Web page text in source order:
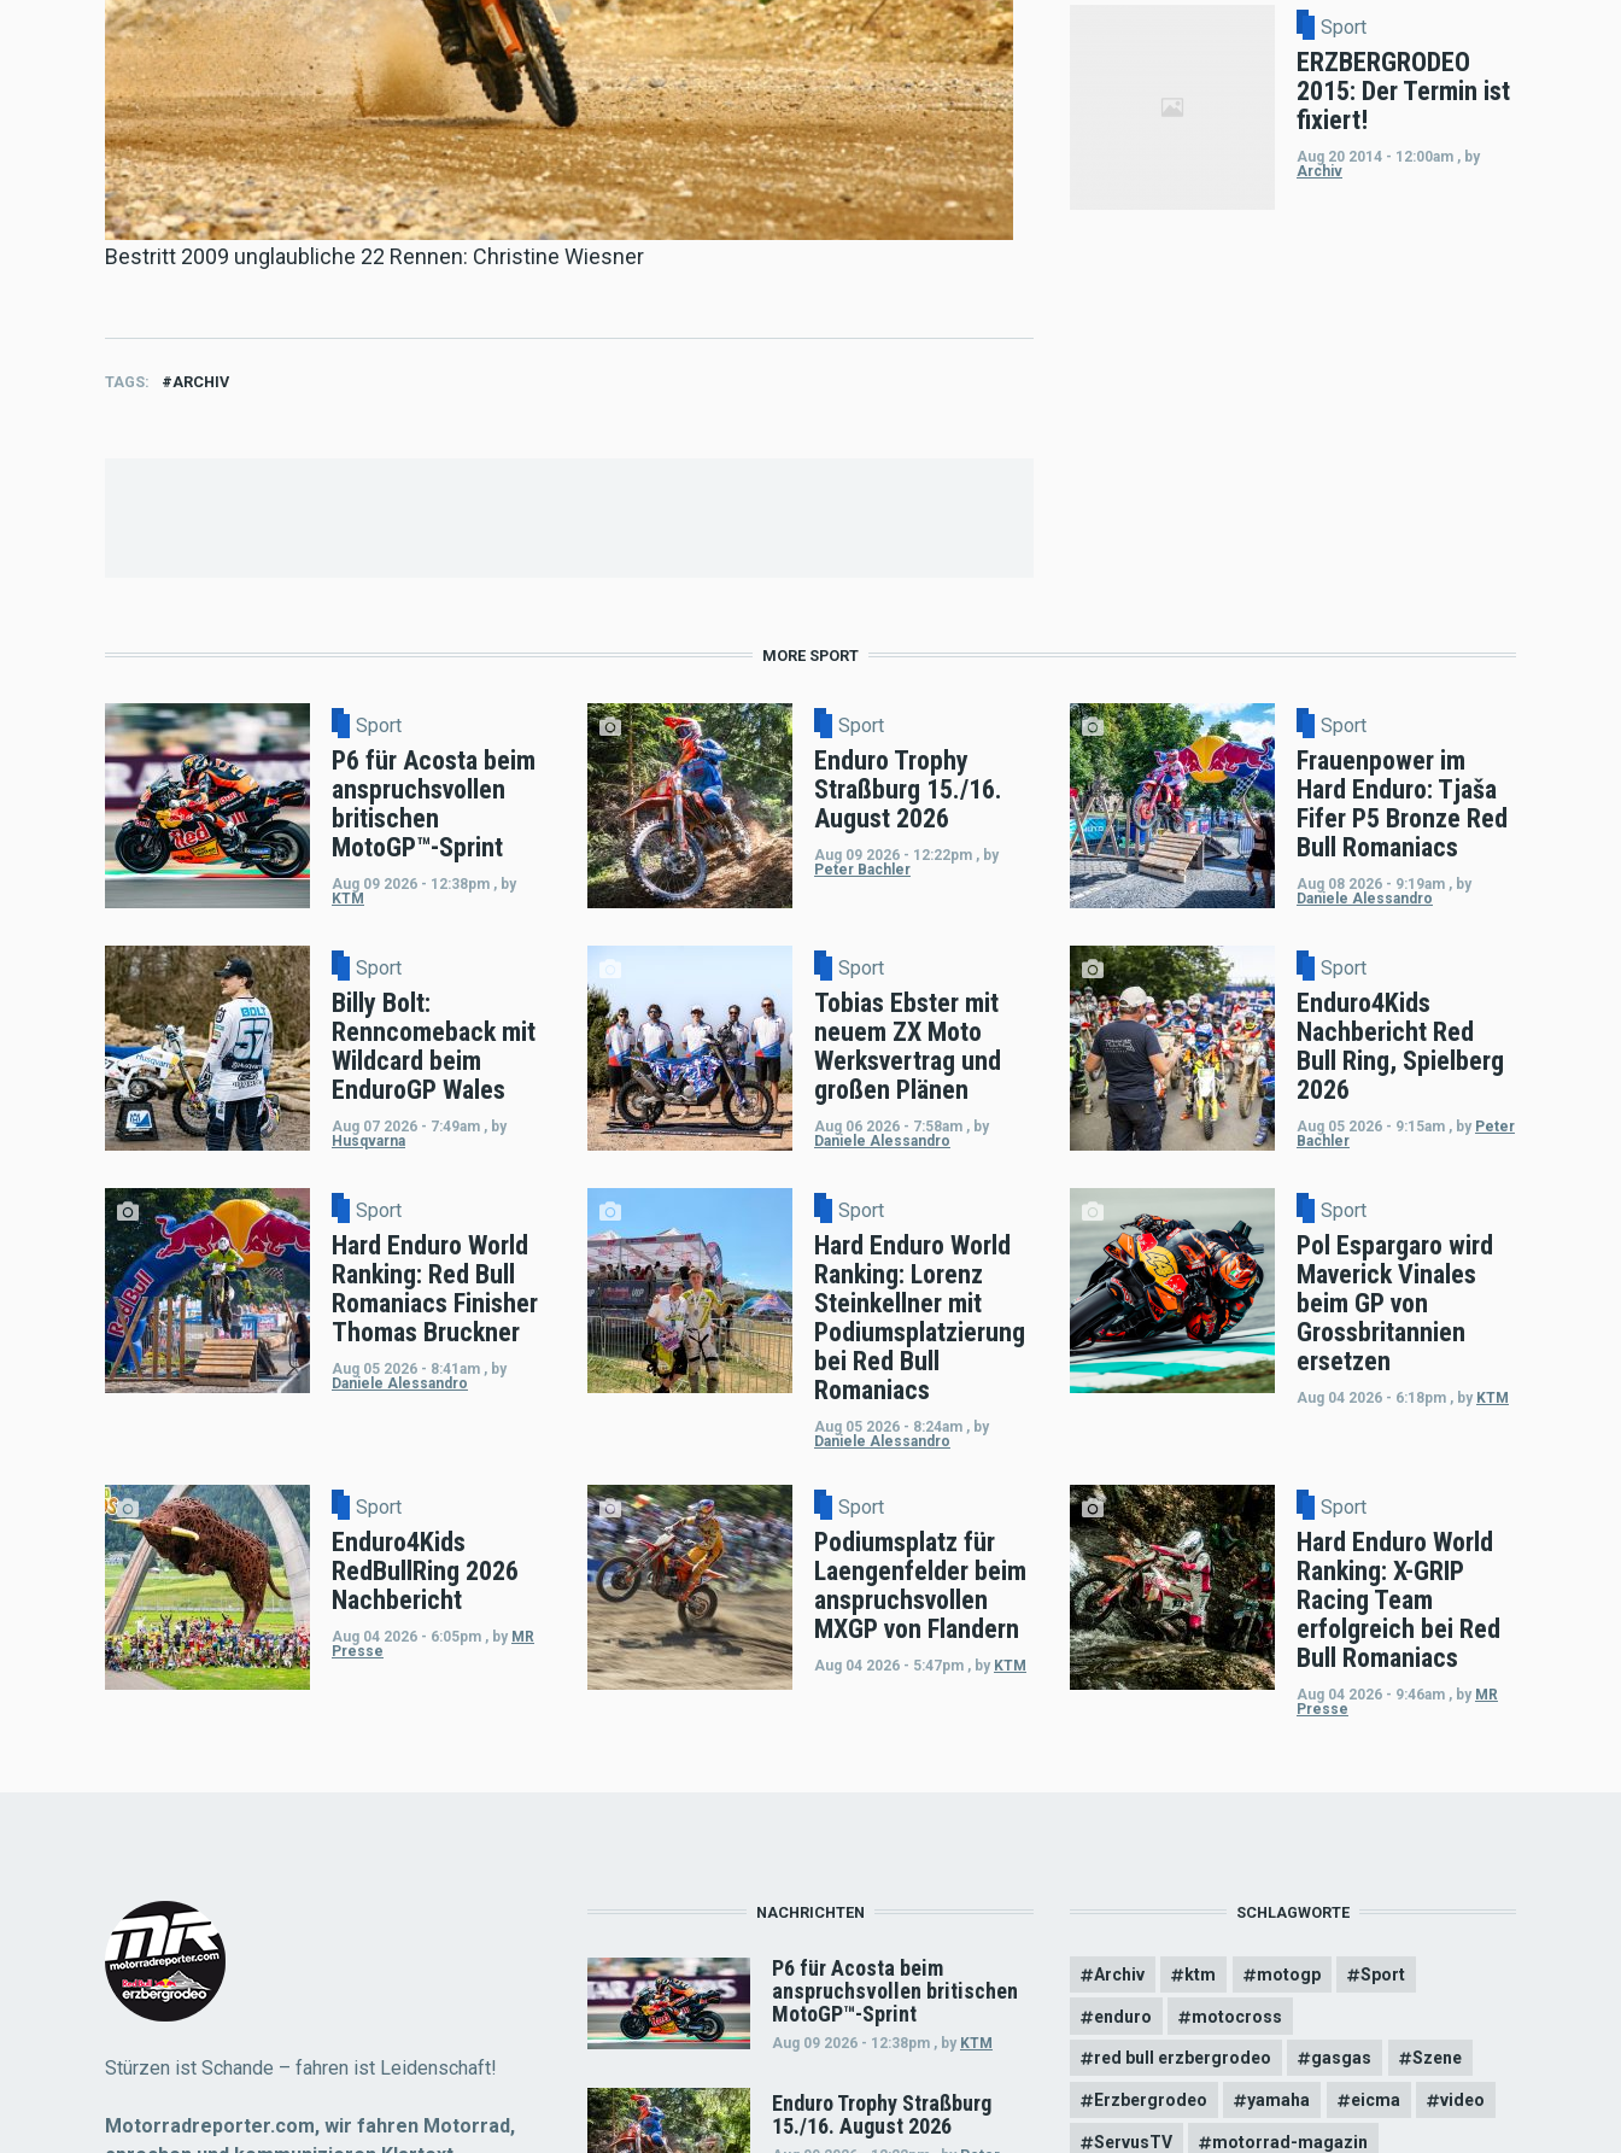
Bestritt 2009 unglaubliche 22 Rennen: Christine Wiesner
TAGS ARCHIV
Sport
ERZBERGRODEO
2015: Der Termin ist
fixiert!
Aug 20 2014 - 12:00am , by
Archiv
MORE SPORT
Sport
P6 für Acosta beim
anspruchsvollen
britischen
MotoGP™-Sprint
Aug 09 2026 - 12:38pm , by
KTM
Sport
Enduro Trophy
Straßburg 15./16.
August 2026
Aug 09 2026 - 12:22pm , by
Peter Bachler
Sport
Frauenpower im
Hard Enduro: Tjaša
Fifer P5 Bronze Red
Bull Romaniacs
Aug 08 2026 - 9:19am , by
Daniele Alessandro
Sport
Billy Bolt:
Renncomeback mit
Wildcard beim
EnduroGP Wales
Aug 07 2026 - 7:49am , by
Husqvarna
Sport
Tobias Ebster mit
neuem ZX Moto
Werksvertrag und
großen Plänen
Aug 06 2026 - 7:58am , by
Daniele Alessandro
Sport
Enduro4Kids
Nachbericht Red
Bull Ring, Spielberg
2026
Aug 05 2026 - 9:15am , by Peter
Bachler
Sport
Hard Enduro World
Ranking: Red Bull
Romaniacs Finisher
Thomas Bruckner
Aug 05 2026 - 8:41am , by
Daniele Alessandro
Sport
Hard Enduro World
Ranking: Lorenz
Steinkellner mit
Podiumsplatzierung
bei Red Bull
Romaniacs
Aug 05 2026 - 8:24am , by
Daniele Alessandro
Sport
Pol Espargaro wird
Maverick Vinales
beim GP von
Grossbritannien
ersetzen
Aug 04 2026 - 6:18pm , by KTM
Sport
Enduro4Kids
RedBullRing 2026
Nachbericht
Aug 04 2026 - 6:05pm , by MR
Presse
Sport
Podiumsplatz für
Laengenfelder beim
anspruchsvollen
MXGP von Flandern
Aug 04 2026 - 5:47pm , by KTM
Sport
Hard Enduro World
Ranking: X-GRIP
Racing Team
erfolgreich bei Red
Bull Romaniacs
Aug 04 2026 - 9:46am , by MR
Presse
Stürzen ist Schande – fahren ist Leidenschaft!
Motorradreporter.com, wir fahren Motorrad,
NACHRICHTEN
P6 für Acosta beim
anspruchsvollen britischen
MotoGP™-Sprint
Aug 09 2026 - 12:38pm , by KTM
Enduro Trophy Straßburg
15./16. August 2026
SCHLAGWORTE
Archiv ktm motogp Sport
enduro motocross
red bull erzbergrodeo gasgas Szene
Erzbergrodeo yamaha eicma video
ServusTV motorrad-magazin